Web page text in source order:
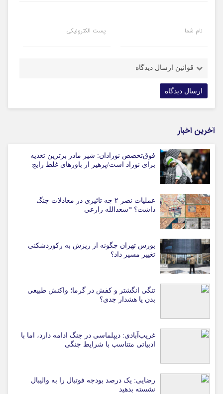
نام شما پست الکترونیکی
قوانین ارسال دیدگاه
آخرین اخبار
فوق‌تخصص نوزادان: شیر مادر برترین تغذیه
برای نوزاد است/پرهیز از باورهای غلط رایج
عملیات نصر ۲ چه تاثیری در معادلات جنگ
داشت؟ *سعدالله زارعی
بورس تهران چگونه از ریزش به رکوردشکنی
تغییر مسیر داد؟
تنگی انگشتر و کفش در گرما؛ واکنش طبیعی
بدن یا هشدار جدی؟
غریب‌آبادی: دیپلماسی در جنگ ادامه دارد، اما با
ادبیاتی متناسب با شرایط جنگی
رضایی: یک درصد بودجه فوتبال را به والیبال
نشسته بدهید